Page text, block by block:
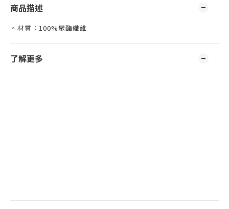
商品描述
。材質：100%聚酯纖維
了解更多